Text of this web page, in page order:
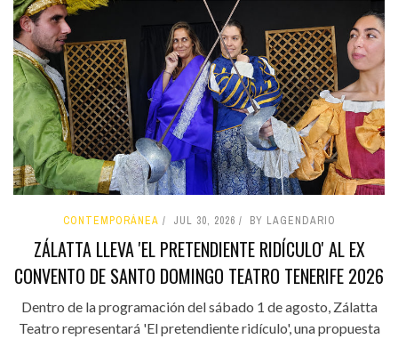
CONTEMPORÁNEA JUL 30, 2026 BY LAGENDARIO
ZÁLATTA LLEVA 'EL PRETENDIENTE RIDÍCULO' AL EX
CONVENTO DE SANTO DOMINGO TEATRO TENERIFE 2026
Dentro de la programación del sábado 1 de agosto, Zálatta
Teatro representará 'El pretendiente ridículo', una propuesta